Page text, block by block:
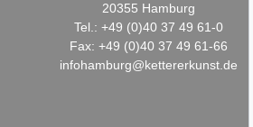
20355 Hamburg
Tel.: +49 (0)40 37 49 61-0
Fax: +49 (0)40 37 49 61-66
infohamburg@kettererkunst.de